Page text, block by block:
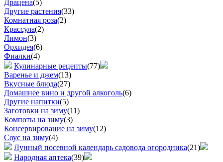
Драцена(5)
Другие растения(33)
Комнатная роза(2)
Крассула(2)
Лимон(3)
Орхидея(6)
Фиалки(4)
Кулинарные рецепты(77)
Варенье и джем(13)
Вкусные блюда(27)
Домашнее вино и другой алкоголь(6)
Другие напитки(5)
Заготовки на зиму(11)
Компоты на зиму(3)
Консервирование на зиму(12)
Соус на зиму(4)
Лунный посевной календарь садовода огородника(21)
Народная аптека(39)